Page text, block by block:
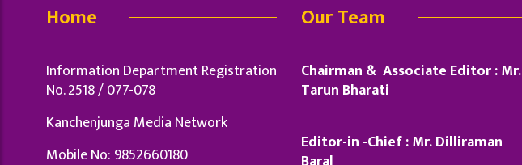
Home
Information Department Registration
No. 2518 / 077-078
Kanchenjunga Media Network
Mobile No: 9852660180
Our Team
Chairman & Associate Editor : Mr.
Tarun Bharati
Editor-in -Chief : Mr. Dilliraman